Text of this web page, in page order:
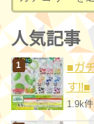
テ
ゴ
リ
ー
人気記事
■ガ
す!!■
1.9k